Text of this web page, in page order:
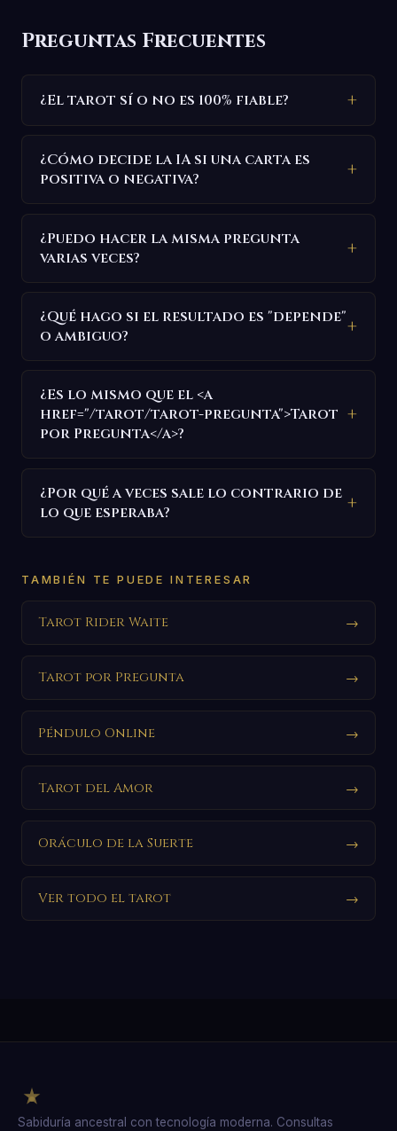
Preguntas Frecuentes
¿El tarot sí o no es 100% fiable?
¿Cómo decide la IA si una carta es
positiva o negativa?
¿Puedo hacer la misma pregunta
varias veces?
¿Qué hago si el resultado es "depende"
o ambiguo?
¿Es lo mismo que el <a
href="/tarot/tarot-pregunta">Tarot
por Pregunta</a>?
¿Por qué a veces sale lo contrario de
lo que esperaba?
TAMBIÉN TE PUEDE INTERESAR
Tarot Rider Waite →
Tarot por Pregunta →
Péndulo Online →
Tarot del Amor →
Oráculo de la Suerte →
Ver todo el tarot →
Sabiduría ancestral con tecnología moderna. Consultas